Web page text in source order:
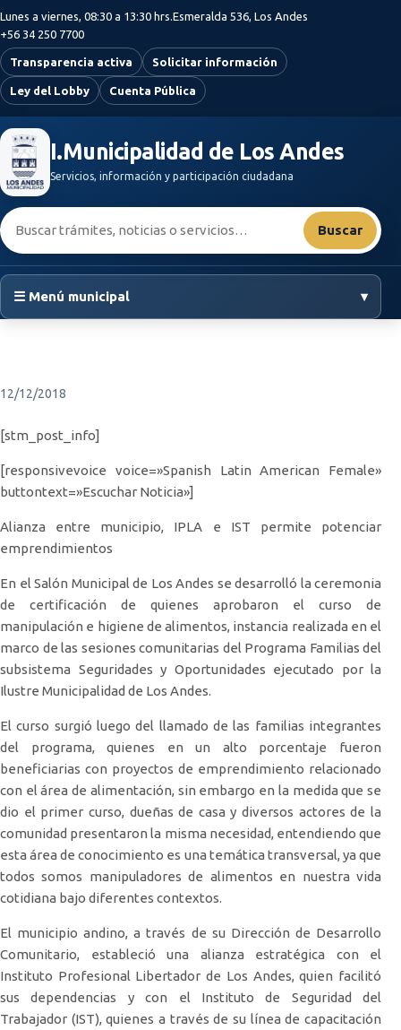
Saltar al contenido principal
Lunes a viernes, 08:30 a 13:30 hrs.Esmeralda 536, Los Andes
+56 34 250 7700
Transparencia activa Solicitar información
Ley del Lobby Cuenta Pública
I.Municipalidad de Los Andes
Servicios, información y participación ciudadana
Buscar:
Buscar
☰ Menú municipal ▾
12/12/2018
[stm_post_info]
[responsivevoice voice=»Spanish Latin American Female»
buttontext=»Escuchar Noticia»]
Alianza entre municipio, IPLA e IST permite potenciar
emprendimientos
En el Salón Municipal de Los Andes se desarrolló la ceremonia
de certificación de quienes aprobaron el curso de
manipulación e higiene de alimentos, instancia realizada en el
marco de las sesiones comunitarias del Programa Familias del
subsistema Seguridades y Oportunidades ejecutado por la
Ilustre Municipalidad de Los Andes.
El curso surgió luego del llamado de las familias integrantes
del programa, quienes en un alto porcentaje fueron
beneficiarias con proyectos de emprendimiento relacionado
con el área de alimentación, sin embargo en la medida que se
dio el primer curso, dueñas de casa y diversos actores de la
comunidad presentaron la misma necesidad, entendiendo que
esta área de conocimiento es una temática transversal, ya que
todos somos manipuladores de alimentos en nuestra vida
cotidiana bajo diferentes contextos.
El municipio andino, a través de su Dirección de Desarrollo
Comunitario, estableció una alianza estratégica con el
Instituto Profesional Libertador de Los Andes, quien facilitó
sus dependencias y con el Instituto de Seguridad del
Trabajador (IST), quienes a través de su línea de capacitación